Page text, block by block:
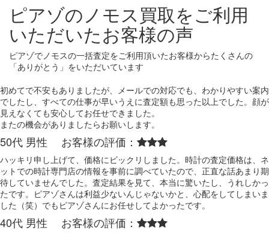
ピアゾのノモス買取をご利用
いただいたお客様の声
ピアゾでノモスの一括査定をご利用頂いたお客様からたくさんの
「ありがとう」をいただいています
初めてで不安もありましたが、メールでの対応でも、わかりやすい案内
でしたし、すべての仕事が早いうえに査定額も思った以上でした。顔が
見えなくても安心してお任せできました。
またの機会がありましたらお願いします。
50代 男性 お客様の評価：
ハッキリ申し上げて、価格にビックリしました。時計の査定価格は、ネ
ットでの時計専門店の情報を事前に調べていたので、正直な話あまり期
待していませんでした。査定結果を見て、本当に驚いたし、うれしかっ
たです。ピアゾさんは利益少ないんじゃないかと、心配をしてしまいま
した（笑）でもピアゾさんにお任せしてよかったです。
40代 男性 お客様の評価：